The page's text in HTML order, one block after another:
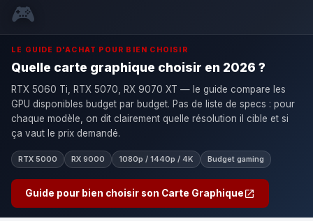
🎮
LE GUIDE D'ACHAT POUR BIEN CHOISIR
Quelle carte graphique choisir en 2026 ?
RTX 5060 Ti, RTX 5070, RX 9070 XT — le guide compare les
GPU disponibles budget par budget. Pas de liste de specs : pour
chaque modèle, on dit clairement quelle résolution il cible et si
ça vaut le prix demandé.
RTX 5000 RX 9000 1080p / 1440p / 4K Budget gaming
Guide pour bien choisir son Carte Graphique